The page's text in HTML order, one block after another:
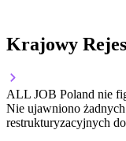
Krajowy
ALL JOB Poland nie
Nie ujawniono
restrukturyzacyjnych